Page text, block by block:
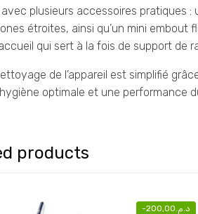
avec plusieurs accessoires pratiques
étroites, ainsi qu’un mini embout
qui sert à la fois de support de
de l’appareil est simplifié
optimale et une performance
products
- د.م. 200,00